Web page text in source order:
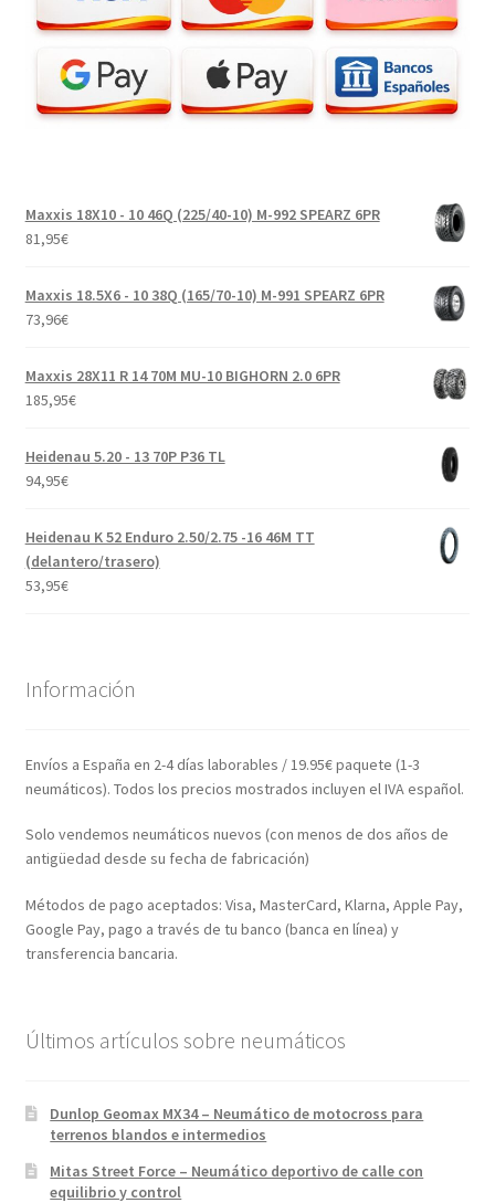
Maxxis 18X10 - 10 46Q (225/40-10) M-992 SPEARZ 6PR
81,95€
Maxxis 18.5X6 - 10 38Q (165/70-10) M-991 SPEARZ 6PR
73,96€
Maxxis 28X11 R 14 70M MU-10 BIGHORN 2.0 6PR
185,95€
Heidenau 5.20 - 13 70P P36 TL
94,95€
Heidenau K 52 Enduro 2.50/2.75 -16 46M TT
(delantero/trasero)
53,95€
Información
Envíos a España en 2-4 días laborables / 19.95€ paquete (1-3
neumáticos). Todos los precios mostrados incluyen el IVA español.
Solo vendemos neumáticos nuevos (con menos de dos años de
antigüedad desde su fecha de fabricación)
Métodos de pago aceptados: Visa, MasterCard, Klarna, Apple Pay,
Google Pay, pago a través de tu banco (banca en línea) y
transferencia bancaria.
Últimos artículos sobre neumáticos
Dunlop Geomax MX34 – Neumático de motocross para
terrenos blandos e intermedios
Mitas Street Force – Neumático deportivo de calle con
equilibrio y control